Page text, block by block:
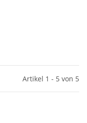
Artikel 1 - 5 von 5